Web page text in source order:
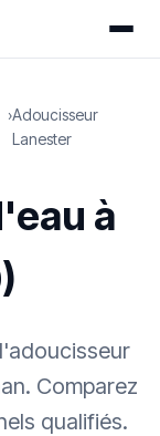
›Adoucisseur
Lanester
à
Comparez
qualifiés.